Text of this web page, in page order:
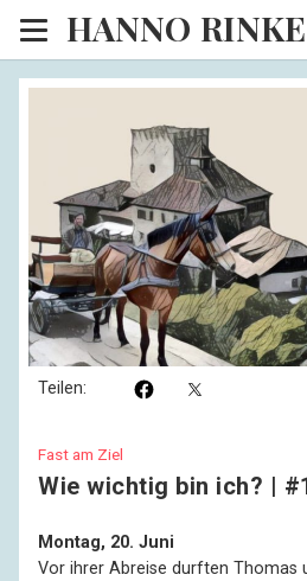
HANNO RINKE
Heim
Blog
Lesesaal
Hörsaal
Kinosaal
Teilen:
Fast am Ziel
Wie wichtig bin ich? |
Montag, 20. Juni
Vor ihrer Abreise durften Thomas